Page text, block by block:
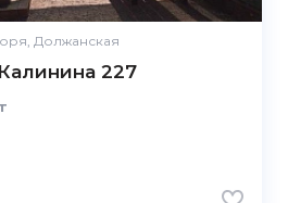
Должанская
227